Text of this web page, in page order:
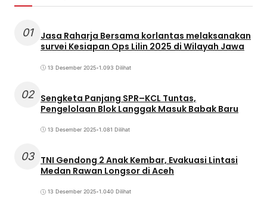
01
Jasa Raharja Bersama korlantas melaksanakan
survei Kesiapan Ops Lilin 2025 di Wilayah Jawa
13 Desember 2025•1.093 Dilihat
02 Sengketa Panjang SPR–KCL Tuntas,
Pengelolaan Blok Langgak Masuk Babak Baru
13 Desember 2025•1.081 Dilihat
03 TNI Gendong 2 Anak Kembar, Evakuasi Lintasi
Medan Rawan Longsor di Aceh
13 Desember 2025•1.040 Dilihat